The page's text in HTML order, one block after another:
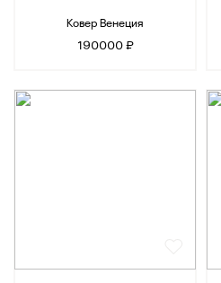
Ковер Венеция
190000 ₽